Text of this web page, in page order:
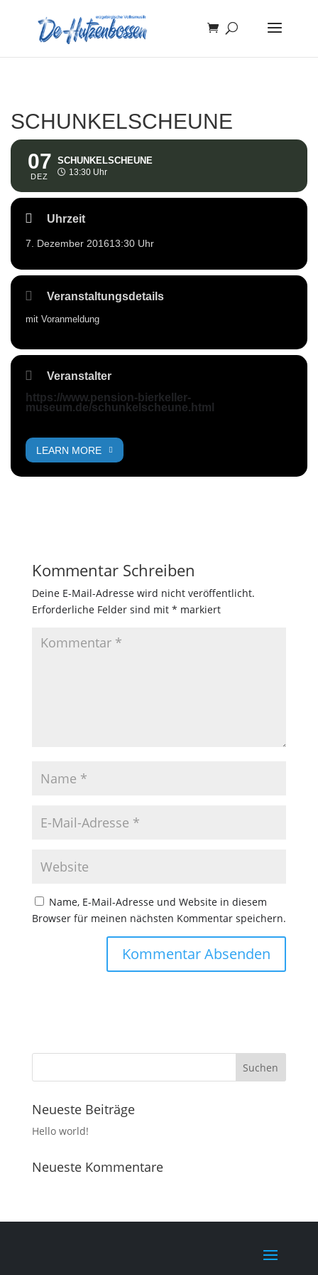
SCHUNKELSCHEUNE
07
DEZ
SCHUNKELSCHEUNE
13:30 Uhr
Uhrzeit
7. Dezember 201613:30 Uhr
Veranstaltungsdetails
mit Voranmeldung
Veranstalter
https://www.pension-bierkeller-
museum.de/schunkelscheune.html
LEARN MORE
Kommentar Schreiben
Deine E-Mail-Adresse wird nicht veröffentlicht.
Erforderliche Felder sind mit * markiert
Name, E-Mail-Adresse und Website in diesem
Browser für meinen nächsten Kommentar speichern.
Neueste Beiträge
Hello world!
Neueste Kommentare